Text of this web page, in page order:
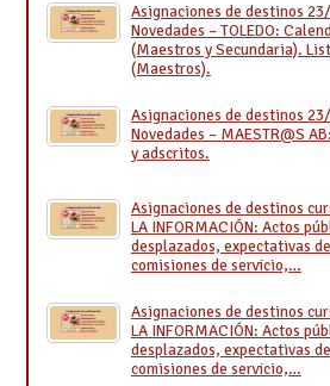
Asignaciones de destinos 23/
Novedades – TOLEDO:
(Maestros y Secundaria).
(Maestros).
Asignaciones de destinos 23/
Novedades – MAESTR@S
y adscritos.
Asignaciones de destinos
LA INFORMACIÓN: Actos
desplazados, expectativas
comisiones de servicio,…
Asignaciones de destinos
LA INFORMACIÓN: Actos
desplazados, expectativas
comisiones de servicio,…